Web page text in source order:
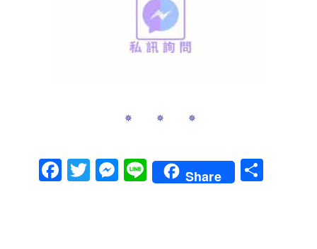
✵ ✵ ✵
Facebook
Twitter
Messenger
LineShare